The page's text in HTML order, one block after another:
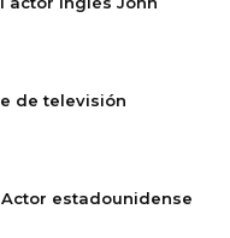
de televisión
Actor estadounidense